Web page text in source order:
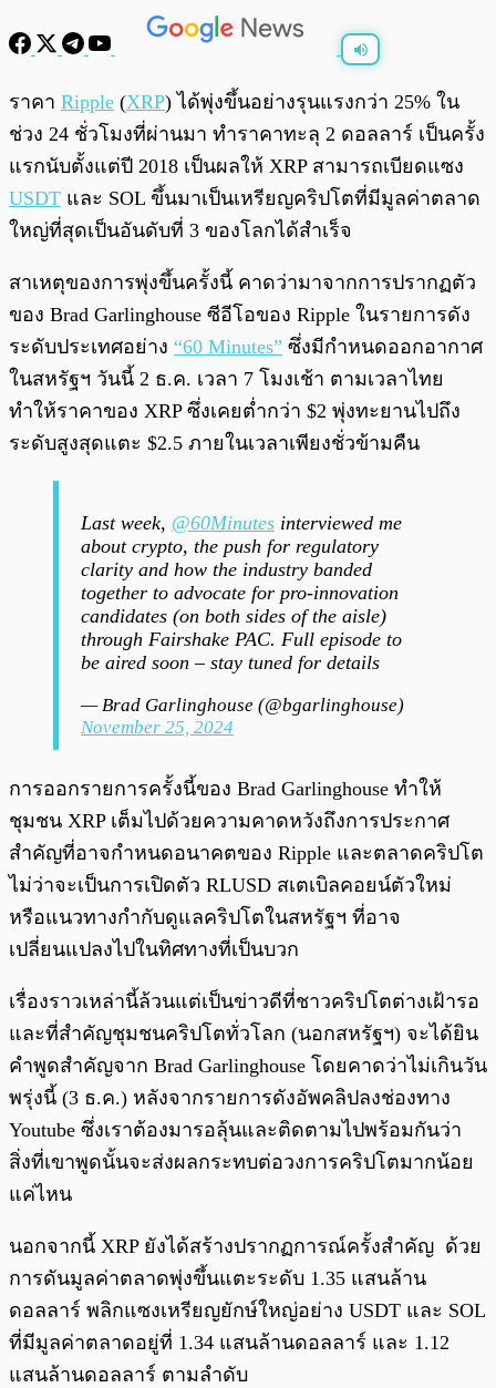
0:00 0:00
ราคา Ripple (XRP) ได้พุ่งขึ้นอย่างรุนแรงกว่า 25% ใน
ช่วง 24 ชั่วโมงที่ผ่านมา ทำราคาทะลุ 2 ดอลลาร์ เป็นครั้ง
แรกนับตั้งแต่ปี 2018 เป็นผลให้ XRP สามารถเบียดแซง
USDT และ SOL ขึ้นมาเป็นเหรียญคริปโตที่มีมูลค่าตลาด
ใหญ่ที่สุดเป็นอันดับที่ 3 ของโลกได้สำเร็จ
สาเหตุของการพุ่งขึ้นครั้งนี้ คาดว่ามาจากการปรากฏตัว
ของ Brad Garlinghouse ซีอีโอของ Ripple ในรายการดัง
ระดับประเทศอย่าง “60 Minutes” ซึ่งมีกำหนดออกอากาศ
ในสหรัฐฯ วันนี้ 2 ธ.ค. เวลา 7 โมงเช้า ตามเวลาไทย
ทำให้ราคาของ XRP ซึ่งเคยต่ำกว่า $2 พุ่งทะยานไปถึง
ระดับสูงสุดแตะ $2.5 ภายในเวลาเพียงชั่วข้ามคืน
Last week, @60Minutes interviewed me
about crypto, the push for regulatory
clarity and how the industry banded
together to advocate for pro-innovation
candidates (on both sides of the aisle)
through Fairshake PAC. Full episode to
be aired soon – stay tuned for details
— Brad Garlinghouse (@bgarlinghouse)
November 25, 2024
การออกรายการครั้งนี้ของ Brad Garlinghouse ทำให้
ชุมชน XRP เต็มไปด้วยความคาดหวังถึงการประกาศ
สำคัญที่อาจกำหนดอนาคตของ Ripple และตลาดคริปโต
ไม่ว่าจะเป็นการเปิดตัว RLUSD สเตเบิลคอยน์ตัวใหม่
หรือแนวทางกำกับดูแลคริปโตในสหรัฐฯ ที่อาจ
เปลี่ยนแปลงไปในทิศทางที่เป็นบวก
เรื่องราวเหล่านี้ล้วนแต่เป็นข่าวดีที่ชาวคริปโตต่างเฝ้ารอ
และที่สำคัญชุมชนคริปโตทั่วโลก (นอกสหรัฐฯ) จะได้ยิน
คำพูดสำคัญจาก Brad Garlinghouse โดยคาดว่าไม่เกินวัน
พรุ่งนี้ (3 ธ.ค.) หลังจากรายการดังอัพคลิปลงช่องทาง
Youtube ซึ่งเราต้องมารอลุ้นและติดตามไปพร้อมกันว่า
สิ่งที่เขาพูดนั้นจะส่งผลกระทบต่อวงการคริปโตมากน้อย
แค่ไหน
นอกจากนี้ XRP ยังได้สร้างปรากฏการณ์ครั้งสำคัญ ด้วย
การดันมูลค่าตลาดพุ่งขึ้นแตะระดับ 1.35 แสนล้าน
ดอลลาร์ พลิกแซงเหรียญยักษ์ใหญ่อย่าง USDT และ SOL
ที่มีมูลค่าตลาดอยู่ที่ 1.34 แสนล้านดอลลาร์ และ 1.12
แสนล้านดอลลาร์ ตามลำดับ